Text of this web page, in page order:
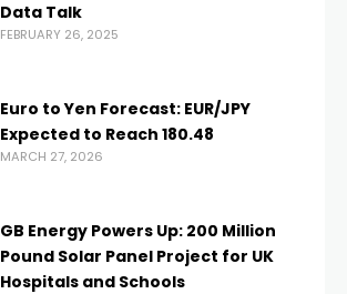
Data Talk
FEBRUARY 26, 2025
Euro to Yen Forecast: EUR/JPY
Expected to Reach 180.48
MARCH 27, 2026
GB Energy Powers Up: 200 Million
Pound Solar Panel Project for UK
Hospitals and Schools